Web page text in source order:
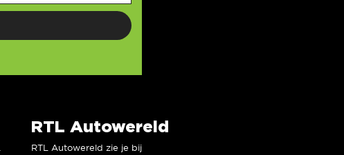
RTL Autowereld
RTL Autowereld zie je bij